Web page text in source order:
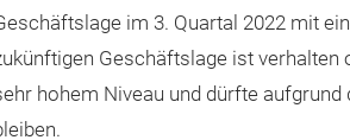
im 3. Quartal 2022 mit
Geschäftslage ist
hohem Niveau und dürfte